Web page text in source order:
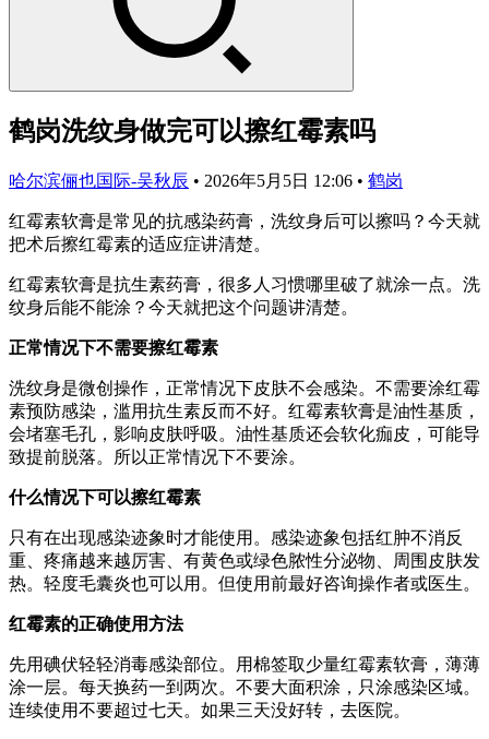
鹤岗洗纹身做完可以擦红霉素吗
哈尔滨俪也国际-吴秋辰 • 2026年5月5日 12:06 • 鹤岗
红霉素软膏是常见的抗感染药膏，洗纹身后可以擦吗？今天就
把术后擦红霉素的适应症讲清楚。
红霉素软膏是抗生素药膏，很多人习惯哪里破了就涂一点。洗
纹身后能不能涂？今天就把这个问题讲清楚。
正常情况下不需要擦红霉素
洗纹身是微创操作，正常情况下皮肤不会感染。不需要涂红霉
素预防感染，滥用抗生素反而不好。红霉素软膏是油性基质，
会堵塞毛孔，影响皮肤呼吸。油性基质还会软化痂皮，可能导
致提前脱落。所以正常情况下不要涂。
什么情况下可以擦红霉素
只有在出现感染迹象时才能使用。感染迹象包括红肿不消反
重、疼痛越来越厉害、有黄色或绿色脓性分泌物、周围皮肤发
热。轻度毛囊炎也可以用。但使用前最好咨询操作者或医生。
红霉素的正确使用方法
先用碘伏轻轻消毒感染部位。用棉签取少量红霉素软膏，薄薄
涂一层。每天换药一到两次。不要大面积涂，只涂感染区域。
连续使用不要超过七天。如果三天没好转，去医院。